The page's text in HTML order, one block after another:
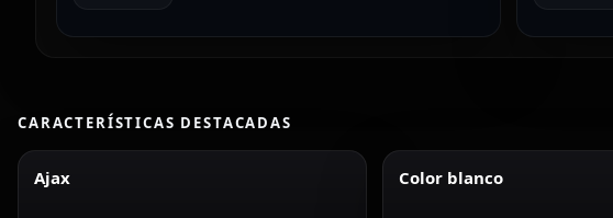
CARACTERÍSTICAS DESTACADAS
Ajax Color blanco